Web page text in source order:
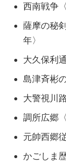
西南戦争
薩摩の秘
年〉
大久保利
島津斉彬
大警視川
調所広郷
元帥西郷
かごしま